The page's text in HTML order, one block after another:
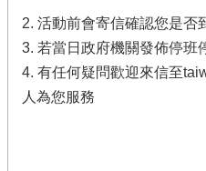
2. 活動前會寄信確認您是否
3. 若當日政府機關發佈停班
4. 有任何疑問歡迎來信至
人為您服務